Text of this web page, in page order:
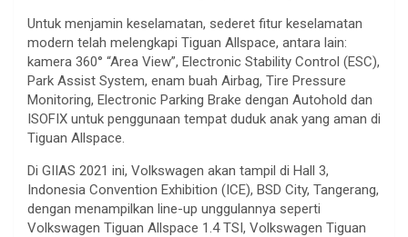
Untuk menjamin keselamatan, sederet fitur keselamatan
modern telah melengkapi Tiguan Allspace, antara lain:
kamera 360° “Area View”, Electronic Stability Control (ESC),
Park Assist System, enam buah Airbag, Tire Pressure
Monitoring, Electronic Parking Brake dengan Autohold dan
ISOFIX untuk penggunaan tempat duduk anak yang aman di
Tiguan Allspace.
Di GIIAS 2021 ini, Volkswagen akan tampil di Hall 3,
Indonesia Convention Exhibition (ICE), BSD City, Tangerang,
dengan menampilkan line-up unggulannya seperti
Volkswagen Tiguan Allspace 1.4 TSI, Volkswagen Tiguan